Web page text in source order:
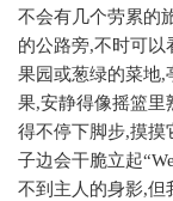
不会有几个劳累的
的公路旁,不时可以
果园或葱绿的菜地,
果,安静得像摇篮里
得不停下脚步,摸摸
子边会干脆立起“
不到主人的身影,但